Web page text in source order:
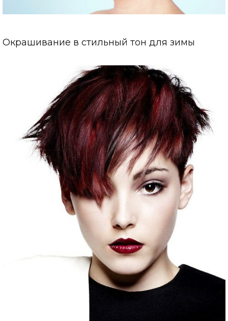
Окрашивание в стильный тон для зимы